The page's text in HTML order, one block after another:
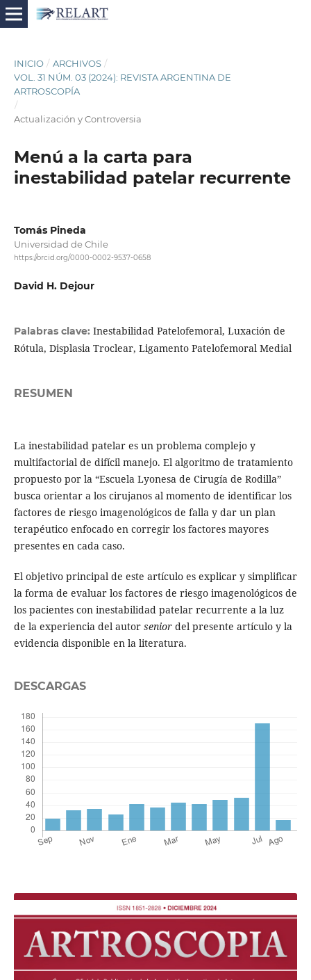
INICIO / ARCHIVOS /
VOL. 31 NÚM. 03 (2024): REVISTA ARGENTINA DE
ARTROSCOPÍA
/
Actualización y Controversia
Menú a la carta para
inestabilidad patelar recurrente
Tomás Pineda
Universidad de Chile
https://orcid.org/0000-0002-9537-0658
David H. Dejour
Palabras clave: Inestabilidad Patelofemoral, Luxación de
Rótula, Displasia Troclear, Ligamento Patelofemoral Medial
RESUMEN
La inestabilidad patelar es un problema complejo y
multifactorial de difícil manejo. El algoritmo de tratamiento
propuesto por la “Escuela Lyonesa de Cirugía de Rodilla”
busca orientar a los cirujanos al momento de identificar los
factores de riesgo imagenológicos de falla y dar un plan
terapéutico enfocado en corregir los factores mayores
presentes en cada caso.
El objetivo principal de este artículo es explicar y simplificar
la forma de evaluar los factores de riesgo imagenológicos de
los pacientes con inestabilidad patelar recurrente a la luz
de la experiencia del autor seniordel presente artículo y la
evidencia disponible en la literatura.
DESCARGAS